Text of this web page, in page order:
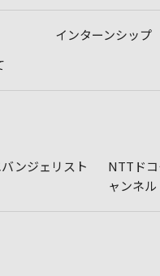
インターンシップ
ンジェリスト
NTTド
ャンネル